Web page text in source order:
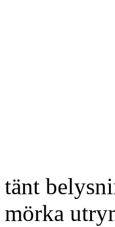
tänt
mörka